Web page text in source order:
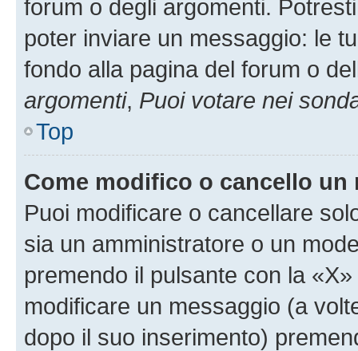
forum o degli argomenti.
poter inviare un messaggio: le
fondo alla pagina del forum o
argomenti, Puoi votare nei
Top
Come modifico o cancello un
Puoi modificare o cancellare
sia un amministratore o un
premendo il pulsante con la
modificare un messaggio (a
dopo il suo inserimento)